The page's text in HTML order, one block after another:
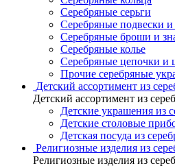
Серебряные серьги
Серебряные подвески
Серебряные броши и
Серебряные колье
Серебряные цепочки и
Прочие серебряные
Детский ассортимент из
Детский ассортимент из
Детские украшения из
Детские столовые
Детская посуда из
Религиозные изделия из
Религиозные изделия из